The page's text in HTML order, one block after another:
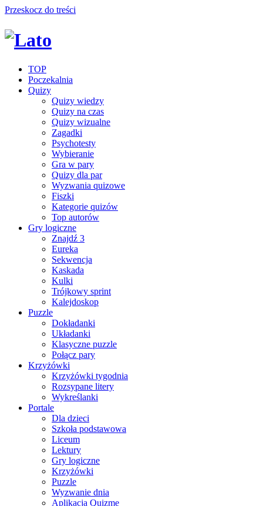
Przeskocz do treści
TOP
Poczekalnia
Quizy
Quizy wiedzy
Quizy na czas
Quizy wizualne
Zagadki
Psychotesty
Wybieranie
Gra w pary
Quizy dla par
Wyzwania quizowe
Fiszki
Kategorie quizów
Top autorów
Gry logiczne
Znajdź 3
Eureka
Sekwencja
Kaskada
Kulki
Trójkowy sprint
Kalejdoskop
Puzzle
Dokładanki
Układanki
Klasyczne puzzle
Połącz pary
Krzyżówki
Krzyżówki tygodnia
Rozsypane litery
Wykreślanki
Portale
Dla dzieci
Szkoła podstawowa
Liceum
Lektury
Gry logiczne
Krzyżówki
Puzzle
Wyzwanie dnia
Aplikacja Quizme